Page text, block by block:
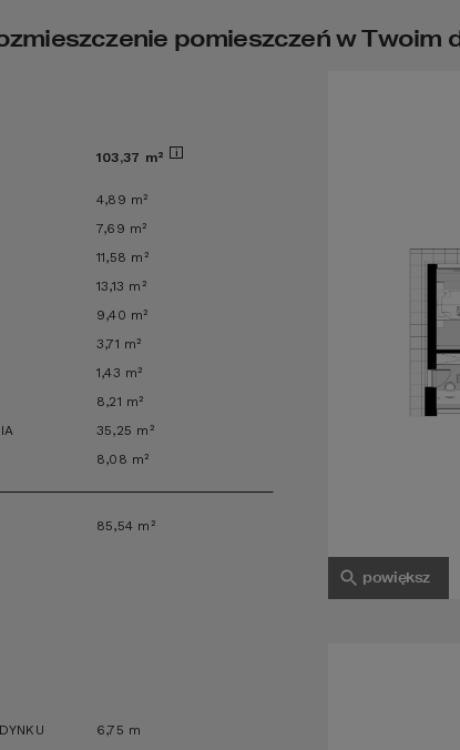
pomieszczeń w Twoim
103,37 m² i
4,89 m²
7,69 m²
11,58 m²
13,13 m²
9,40 m²
3,71 m²
1,43 m²
8,21 m²
35,25 m²
8,08 m²
85,54 m²
powiększ
6,75 m